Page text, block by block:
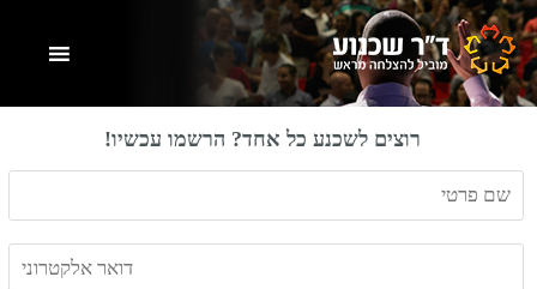
Skip
to
main
Skip
to
primary
Skip
to
footer
רוצים לשכנע כל אחד? הרשמו עכשיו!